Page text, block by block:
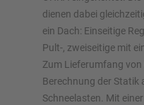
dienen dabei
ein Dach: Einseitige
Pult-, zweiseitige mit
Zum Lieferumfang
Berechnung der Statik
Schneelasten. Mit